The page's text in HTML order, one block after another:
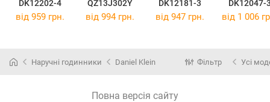
DK12202-4
QZ13J302Y
DK12181-3
DK12047-
від 959 грн. від 994 грн. від 947 грн. від 1 006
Наручні годинники Daniel Klein Фільтр Усі
Повна версія сайту